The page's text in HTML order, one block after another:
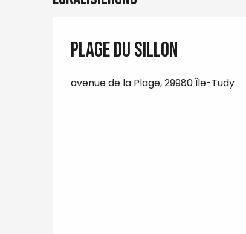
Plage du Sillon
avenue de la Plage, 29980 Île-Tudy